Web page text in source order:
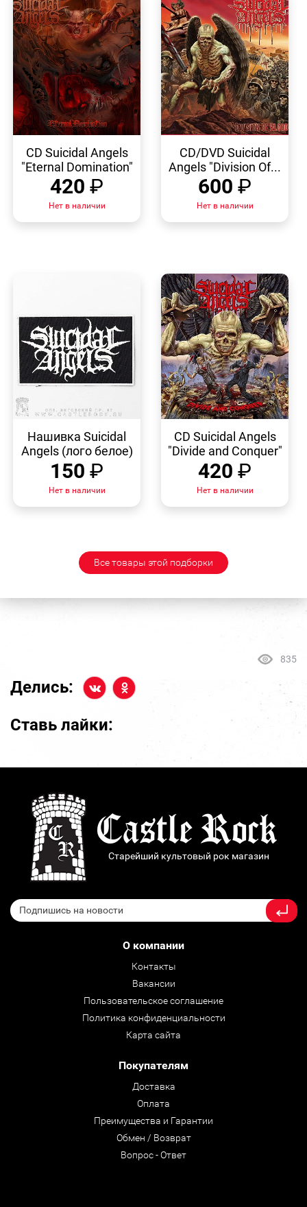
ПРОСМОТР
CD Suicidal Angels
"Eternal Domination"
420 ₽
Нет в наличии
ПРОСМОТР
CD/DVD Suicidal
Angels "Division Of...
600 ₽
Нет в наличии
ПРОСМОТР
Нашивка Suicidal
Angels (лого белое)
150 ₽
Нет в наличии
ПРОСМОТР
CD Suicidal Angels
"Divide and Conquer"
420 ₽
Нет в наличии
Все товары этой подборки
835
Делись:
Ставь лайки:
Старейший культовый рок магазин
О компании
Контакты
Вакансии
Пользовательское соглашение
Политика конфиденциальности
Карта сайта
Покупателям
Доставка
Оплата
Преимущества и Гарантии
Обмен / Возврат
Вопрос - Ответ